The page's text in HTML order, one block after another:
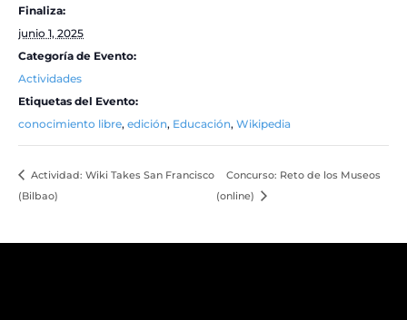
Finaliza:
junio 1, 2025
Categoría de Evento:
Actividades
Etiquetas del Evento:
conocimiento libre, edición, Educación, Wikipedia
Actividad: Wiki Takes San Francisco
(Bilbao)
Concurso: Reto de los Museos
(online)